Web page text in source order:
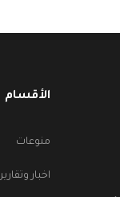
الأقسام
منوعات
اخبار وتقارير